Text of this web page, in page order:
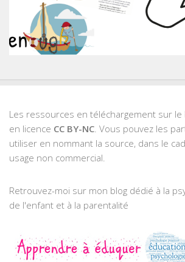
Les ressources en téléchargement sur le
en licence CC BY-NC . Vous pouvez les
utiliser en nommant la source, dans le
usage non commercial.
Retrouvez-moi sur mon blog dédié à la
de l'enfant et à la parentalité